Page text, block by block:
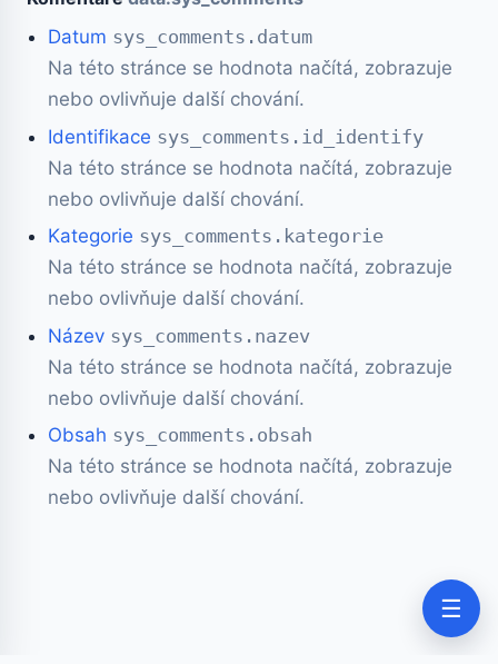
☰
Datum sys_comments.datum
Na této stránce se hodnota načítá, zobrazuje
nebo ovlivňuje další chování.
Identifikace sys_comments.id_identify
Na této stránce se hodnota načítá, zobrazuje
nebo ovlivňuje další chování.
Kategorie sys_comments.kategorie
Na této stránce se hodnota načítá, zobrazuje
nebo ovlivňuje další chování.
Název sys_comments.nazev
Na této stránce se hodnota načítá, zobrazuje
nebo ovlivňuje další chování.
Obsah sys_comments.obsah
Na této stránce se hodnota načítá, zobrazuje
nebo ovlivňuje další chování.